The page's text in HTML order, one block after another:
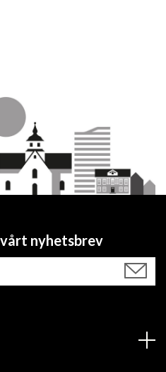
nyhetsbrev